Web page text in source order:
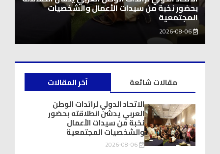
اغنيتين وطنيتين جميلتين للفنان المايسترو ابراهيم
بركات
2026-08-06
آخر المقالات
مقالات شائعة
الاتحاد الدولي لرائدات الوطن
العربي يدشّن انطلاقته بحضور
نخبة من سيدات الأعمال
والشخصيات المجتمعية
2026-08-06